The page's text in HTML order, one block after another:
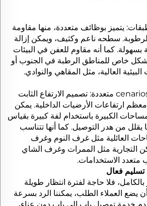
يتميز بوظائف متعددة، منها مقاومة
سطحه ناعم وكثيف، ويمكن إزالة
بسهولة. كما أنه مقاوم للعفن في البيئات
خاص للمناطق الرطبة في الجنوب أو
العالية، مثل المقاهي والنوادي.
• قابلة للتكيف مع سcenarios متعددة: تصميم الارتفاع الثابت
معظم ارتفاعات الأرضيات الداخلية. يمكن
الكبيرة باستخدام لفة كبيرة بقياس
متر، مما يقلل من هدر التوصيل. كما أنها تتناسب
العائلية مثل غرف النوم وغرف
التجارية مثل الممرات وغرف الشاي
متعدد الاستخدامات.
تسليم فعال
فلا حاجة لفترة انتظار طويلة
يضع العملاء الطلب، يمكننا الرد بسرعة